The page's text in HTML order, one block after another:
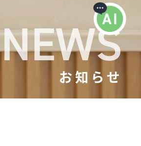
NEWS
お知らせ